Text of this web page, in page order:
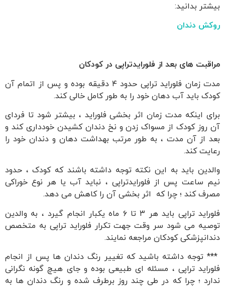
بیشتر بدانید:
روکش دندان
مراقبت های بعد از فلورایدتراپی در کودکان
مدت زمان فلوراید تراپی حدود ۴ دقیقه بوده و پس از اتمام آن
کودک باید آب دهان خود را به طور کامل خالی کند.
برای اینکه مدت زمان اثر بخشی فلوراید ، بیشتر شود تا فردای
آن روز کودک از مسواک زدن و نخ دندان کشیدن خودداری کند و
بعد از آن مدت ، به طور مرتب بهداشت دهان و دندان خود را
رعایت کند.
والدین باید به این نکته توجه داشته باشند که کودک ، حدود
نیم ساعت پس از فلورایدتراپی ، نباید آب یا هر نوع خوراكی
مصرف كند ؛ چرا که اثر بخشی آن را کاهش می دهد.
فلوراید تراپی باید هر ٣ تا ٦ ماه یکبار انجام گیرد ، به والدین
توصیه می شود سر وقت جهت تکرار فلوراید تراپی به متخصص
دندانپزشکی کودکان مراجعه نمایند.
*** توجه داشته باشید که تغییر رنگ دندان ها پس از انجام
فلوراید تراپی ، مسئله ای طبیعی بوده و جای هیچ گونه نگرانی
ندارد ؛ چرا که در طی چند روز برطرف شده و رنگ دندان ها به